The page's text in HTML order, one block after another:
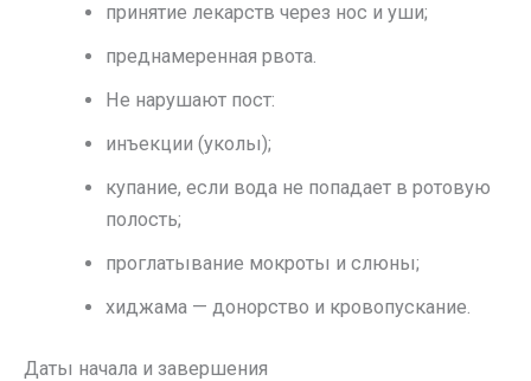
принятие лекарств через нос и уши;
преднамеренная рвота.
Не нарушают пост:
инъекции (уколы);
купание, если вода не попадает в ротовую
полость;
проглатывание мокроты и слюны;
хиджама — донорство и кровопускание.
Даты начала и завершения